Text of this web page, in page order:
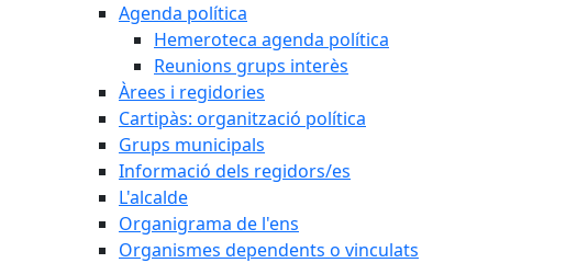
Agenda política
Hemeroteca agenda política
Reunions grups interès
Àrees i regidories
Cartipàs: organització política
Grups municipals
Informació dels regidors/es
L'alcalde
Organigrama de l'ens
Organismes dependents o vinculats